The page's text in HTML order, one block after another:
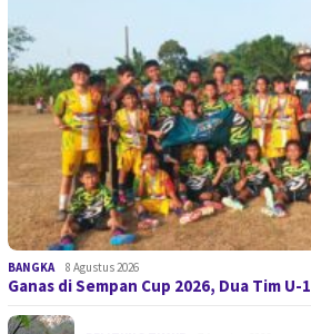
BANGKA 8 Agustus 2026
Ganas di Sempan Cup 2026, Dua Tim U-